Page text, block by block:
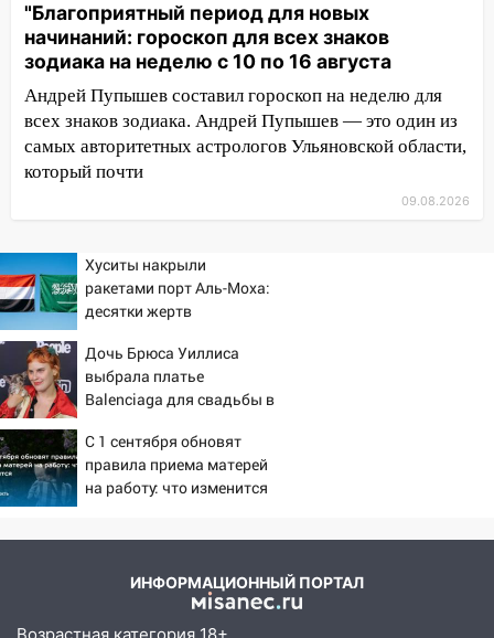
09:18 Из-за ливня заблокировано
движение трамваев в Ульяновске
09:15 Ураган, изнасилование ребенка,
автоподставы и атака беспилотников:
важные итоги прошедшей недели в
Ульяновской области
инфраструктуру после шторма
08:19
Внимание! В Цильнинском районе
пропал 67-летний мужчина
08:11
На Ульяновск снова надвигается
непогода
07:30
означают классы бензина и можно ли
заливать «старое» топливо в
современные автомобили
День, когда всё может
"Благоприятный период для новых
начинаний: гороскоп для всех знаков
зодиака на неделю с 10 по 16 августа
Андрей Пупышев составил гороскоп на неделю для
всех знаков зодиака. Андрей Пупышев — это один из
самых авторитетных астрологов Ульяновской области,
который почти
09.08.2026
Хуситы накрыли
ракетами порт Аль-Моха:
десятки жертв
Дочь Брюса Уиллиса
выбрала платье
Balenciaga для свадьбы в
С 1 сентября обновят
правила приема матерей
на работу: что изменится
ИНФОРМАЦИОННЫЙ ПОРТАЛ